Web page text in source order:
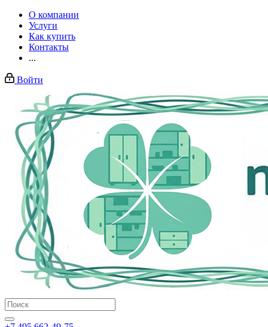
О компании
Услуги
Как купить
Контакты
...
Войти